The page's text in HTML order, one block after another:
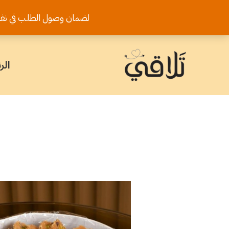
لضمان وصول الطلب في نفس اليوم يرجى